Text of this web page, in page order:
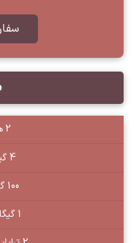
2 هسته پردازنده
4 گیگابایت حافظه
100 گیگابایت دیسک
1 گیگابیت پورت شبکه